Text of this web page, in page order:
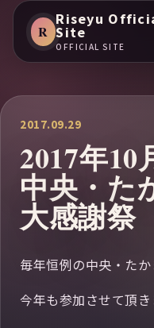
R
Riseyu
Site
OFFICIAL SITE
2017.09.29
2017年10
中央・た
大感謝祭
毎年恒例の中央・た
今年も参加させて頂き